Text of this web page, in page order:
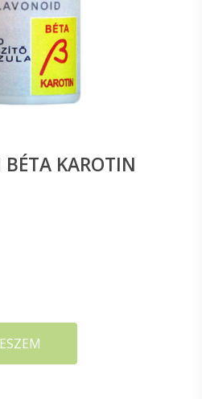
KAROTIN